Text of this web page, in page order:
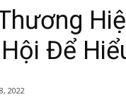
Để
2022